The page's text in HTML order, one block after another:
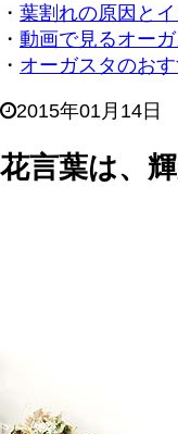
・ 葉割れの原因と
・ 動画で見るオー
・ オーガスタのお
2015年01月14日
花言葉は、